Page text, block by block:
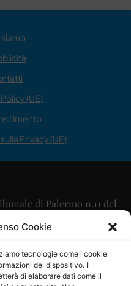
Cookie
tecnologie come i cookie
del dispositivo. Il
di elaborare dati come il
siamo
(UE)
Privacy (UE)
di Palermo n.11 del
Scaglione